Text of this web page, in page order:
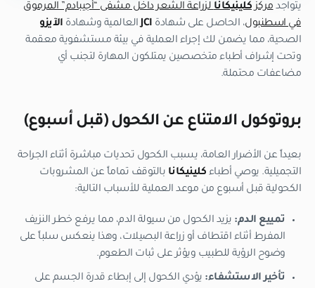
يتواجدمركزكلينيكانالزراعة الشعر داخل مشفى “أجيبادم” المرموق
في اسطنبول، الحاصل على شهادة JCIالعالمية وشهادة الآيزو
الصحية، مما يضمن لك إجراء العملية في بيئة مستشفوية معقمة
وتحت إشراف أطباء متخصصين يمتلكون المهارة لتجنب أي
مضاعفات محتملة.
بروتوكول الامتناع عن الكحول (قبل أسبوع)
بعيداً عن الأضرار العامة، يسبب الكحول تحديات مباشرة أثناء الجراحة
التجميلية. يوصي أطباء كلينيكانا بالتوقف تماماً عن المشروبات
الكحولية قبل أسبوع من موعد العملية للأسباب التالية:
تمييع الدم: يزيد الكحول من سيولة الدم، مما يرفع خطر النزيف
المفرط أثناء اقتطاف أو زراعة البصيلات، وهذا ينعكس سلباً على
وضوح الرؤية للطبيب ويؤثر على ثبات الطعوم.
تأخير الاستشفاء: يؤدي الكحول إلى إبطاء قدرة الجسم على